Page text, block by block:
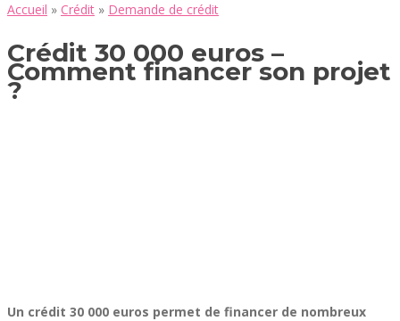
Accueil » Crédit » Demande de crédit
Crédit 30 000 euros –
Comment financer son projet
?
Un crédit 30 000 euros permet de financer de nombreux